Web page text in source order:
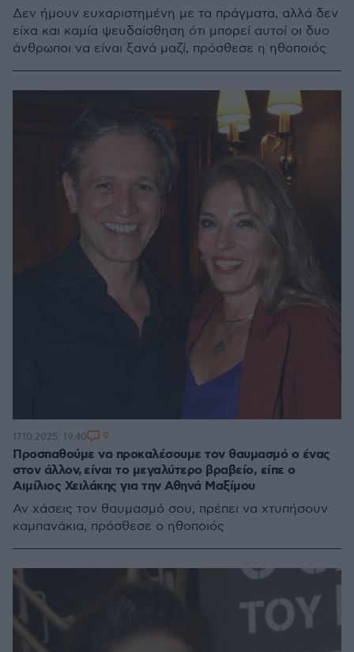
Δεν ήμουν ευχαριστημένη με τα πράγματα, αλλά δεν
είχα και καμία ψευδαίσθηση ότι μπορεί αυτοί οι δυο
άνθρωποι να είναι ξανά μαζί, πρόσθεσε η ηθοποιός
Προσπαθούμε να προκαλέσουμε τον θαυμασμό ο ένας
στον άλλον, είναι το μεγαλύτερο βραβείο, είπε ο
Αιμίλιος Χειλάκης για την Αθηνά Μαξίμου
Αν χάσεις τον θαυμασμό σου, πρέπει να χτυπήσουν
καμπανάκια, πρόσθεσε ο ηθοποιός
17.10.2025, 19:40 9